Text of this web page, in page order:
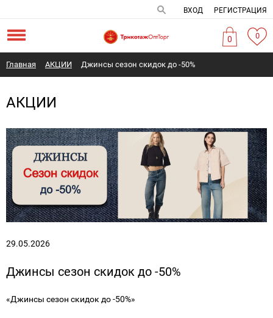
ВХОД РЕГИСТРАЦИЯ
0 0
Главная АКЦИИ Джинсы сезон скидок до -50%
АКЦИИ
29.05.2026
Джинсы сезон скидок до -50%
«Джинсы сезон скидок до -50%»